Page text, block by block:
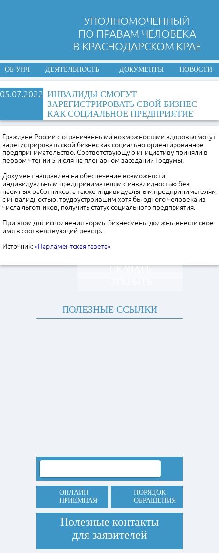
УПОЛНОМОЧЕННЫЙ
ПО ПРАВАМ ЧЕЛОВЕКА
В КРАСНОДАРСКОМ КРАЕ
ОБ УПЧ ДЕЯТЕЛЬНОСТЬ ДОКУМЕНТЫ НОВОСТИ
05.07.2022 ИНВАЛИДЫ СМОГУТ
ЗАРЕГИСТРИРОВАТЬ СВОЙ БИЗНЕС
КАК СОЦИАЛЬНОЕ ПРЕДПРИЯТИЕ
Граждане России с ограниченными возможностями здоровья могут
зарегистрировать свой бизнес как социально ориентированное
предпринимательство. Соответствующую инициативу приняли в
первом чтении 5 июля на пленарном заседании Госдумы.
Документ направлен на обеспечение возможности
индивидуальным предпринимателям с инвалидностью без
наемных работников, а также индивидуальным предпринимателям
с инвалидностью, трудоустроившим хотя бы одного человека из
числа льготников, получить статус социального предприятия.
При этом для исполнения нормы бизнесмены должны внести свое
имя в соответствующий реестр.
Источник:«Парламентская газета»
СКАЧАТЬ
ПОЛЕЗНЫЕ ССЫЛКИ
ОНЛАЙН
ПРИЕМНАЯ
ПОРЯДОК
ОБРАЩЕНИЯ
Полезные контакты
для заявителей